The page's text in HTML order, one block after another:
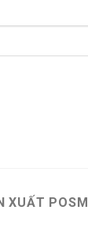
XUẤT POSM